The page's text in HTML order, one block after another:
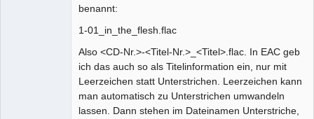
benannt:
1-01_in_the_flesh.flac
Also <CD-Nr.>-<Titel-Nr.>_<Titel>.flac. In EAC geb
ich das auch so als Titelinformation ein, nur mit
Leerzeichen statt Unterstrichen. Leerzeichen kann
man automatisch zu Unterstrichen umwandeln
lassen. Dann stehen im Dateinamen Unterstriche,